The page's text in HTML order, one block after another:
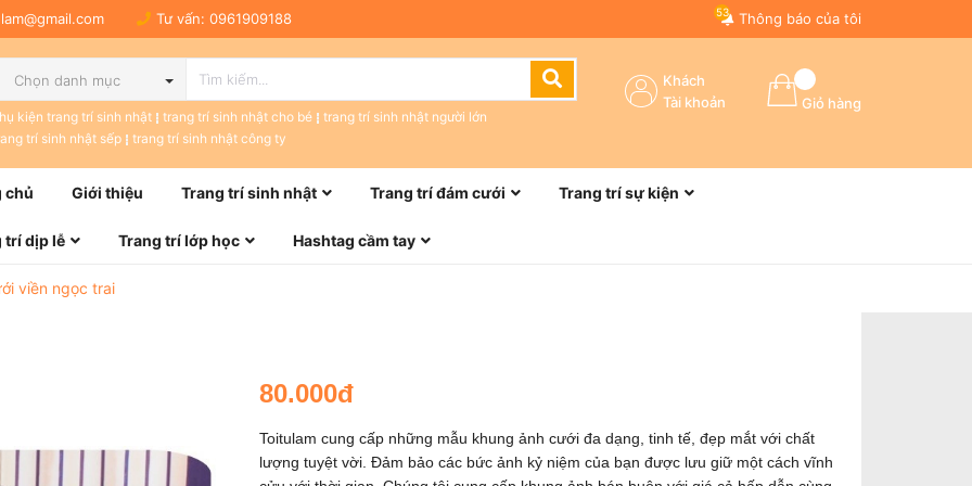
Tư vấn: 0961909188 Thông báo của tôi
53
Chọn danh mục
kiện trang trí sinh nhật trang trí sinh nhật cho bé
trang trí sinh nhật người lớn
trí sinh nhật sếp
trang trí sinh nhật công ty
Giỏ hàng
Khách
Tài khoản
chủ Giới thiệu Trang trí sinh nhật Trang trí đám cưới Trang trí sự kiện
trí dịp lễ Trang trí lớp học Hashtag cầm tay
viền ngọc trai
80.000đ
Toitulam cung cấp những mẫu khung ảnh cưới đa dạng, tinh tế, đẹp mắt với chất
lượng tuyệt vời. Đảm bảo các bức ảnh kỷ niệm của bạn được lưu giữ một cách vĩnh